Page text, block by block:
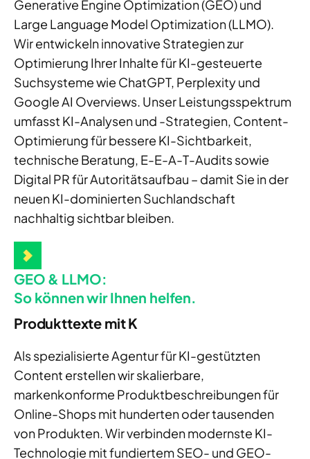
Generative Engine Optimization (GEO) und
Large Language Model Optimization (LLMO).
Wir entwickeln innovative Strategien zur
Optimierung Ihrer Inhalte für KI-gesteuerte
Suchsysteme wie ChatGPT, Perplexity und
Google AI Overviews. Unser Leistungsspektrum
umfasst KI-Analysen und -Strategien, Content-
Optimierung für bessere KI-Sichtbarkeit,
technische Beratung, E-E-A-T-Audits sowie
Digital PR für Autoritätsaufbau – damit Sie in der
neuen KI-dominierten Suchlandschaft
nachhaltig sichtbar bleiben.
GEO & LLMO:
So können wir Ihnen helfen.
Produkttexte mit K
Als spezialisierte Agentur für KI-gestützten
Content erstellen wir skalierbare,
markenkonforme Produktbeschreibungenfür
Online-Shops mit hunderten oder tausenden
von Produkten. Wir verbinden modernste KI-
Technologie mit fundiertem SEO- und GEO-